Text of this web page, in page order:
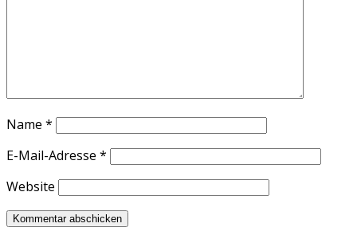
Name *
E-Mail-Adresse *
Website